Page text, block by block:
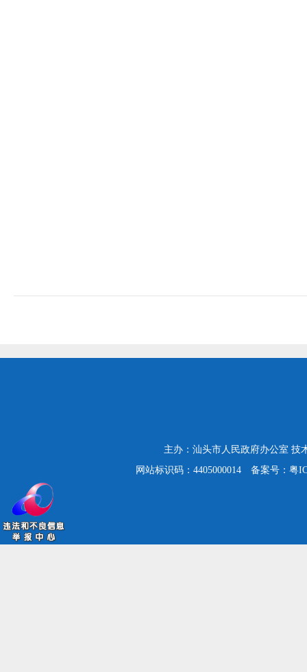
主办：汕头市人民政府办公室 技
网站标识码：4405000014
备案号：粤